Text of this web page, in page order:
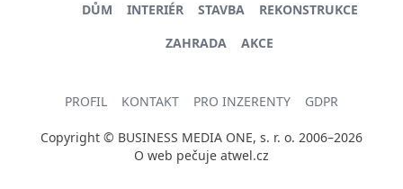
DŮM INTERIÉR STAVBA
REKONSTRUKCE
ZAHRADA
AKCE
PROFIL KONTAKT PRO INZERENTY GDPR
Copyright © BUSINESS MEDIA ONE, s. r. o. 2006–2026